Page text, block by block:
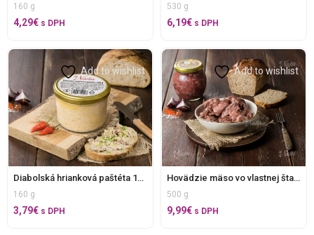
160 g
4,29€ s DPH
530 g
6,19€ s DPH
Add to wishlist
Diabolská hrianková paštéta 160 g
160 g
3,79€ s DPH
Add to wishlist
Hovädzie mäso vo vlastnej štave 500 g
500 g
9,99€ s DPH